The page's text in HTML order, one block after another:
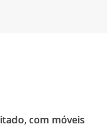
com móveis